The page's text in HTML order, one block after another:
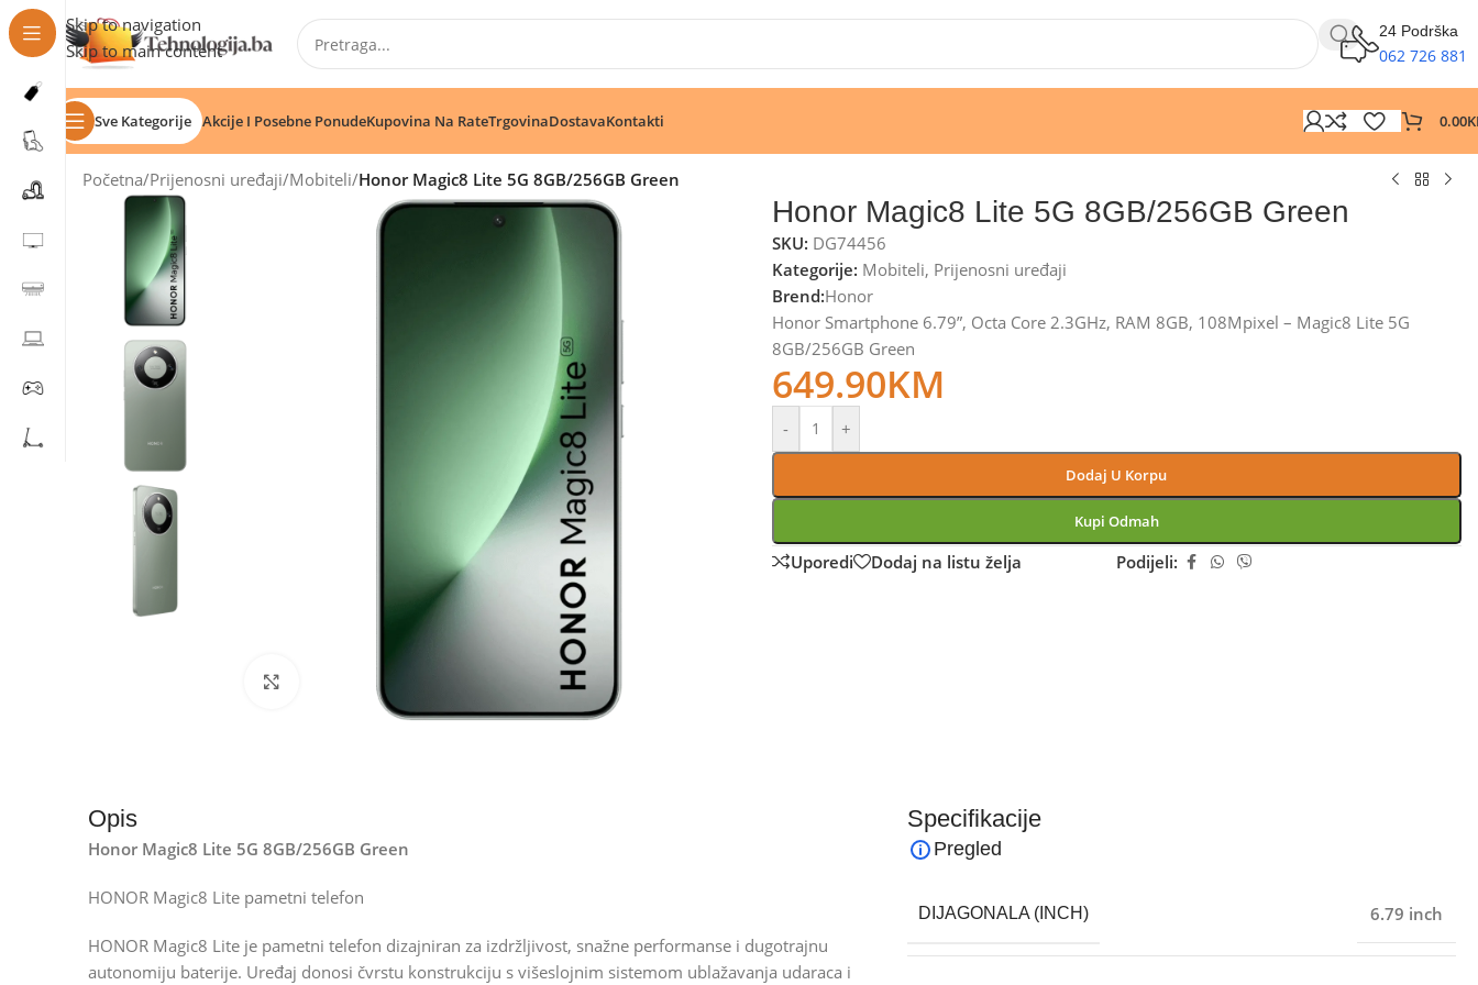
Skip to navigation
Skip to main content
24 Podrška
062 726 881
Sve Kategorije Akcije I Posebne PonudeKupovina Na RateTrgovinaDostavaKontakti 0.00
Početna/Prijenosni uređaji/Mobiteli/Honor Magic8 Lite 5G 8GB/256GB Green
Honor Magic8 Lite 5G 8GB/256GB Green
SKU: DG74456
Kategorije: Mobiteli, Prijenosni uređaji
Brend:Honor
Honor Smartphone 6.79”, Octa Core 2.3GHz, RAM 8GB, 108Mpixel – Magic8 Lite 5G
8GB/256GB Green
649.90KM
- +
Dodaj U Korpu
Kupi Odmah
Uporedi Dodaj na listu želja Podijeli:
Opis
Honor Magic8 Lite 5G 8GB/256GB Green
HONOR Magic8 Lite pametni telefon
HONOR Magic8 Lite je pametni telefon dizajniran za izdržljivost, snažne performanse i dugotrajnu
autonomiju baterije. Uređaj donosi čvrstu konstrukciju s višeslojnim sistemom ublažavanja udaraca i
Specifikacije
Pregled
DIJAGONALA (INCH) 6.79 inch